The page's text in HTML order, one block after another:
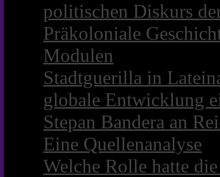
politischen Diskurs
Präkoloniale
Modulen
Stadtguerilla in
globale Entwicklung
Stepan Bandera an
Eine Quellenanalyse
Welche Rolle hatte